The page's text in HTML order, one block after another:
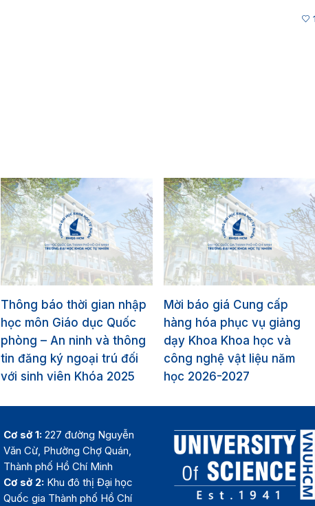
1
Thông báo thời gian nhập
học môn Giáo dục Quốc
phòng – An ninh và thông
tin đăng ký ngoại trú đối
với sinh viên Khóa 2025
Mời báo giá Cung cấp
hàng hóa phục vụ giảng
dạy Khoa Khoa học và
công nghệ vật liệu năm
học 2026-2027
Cơ sở 1: 227 đường Nguyễn
Văn Cừ, Phường Chợ Quán,
Thành phố Hồ Chí Minh
Cơ sở 2: Khu đô thị Đại học
Quốc gia Thành phố Hồ Chí